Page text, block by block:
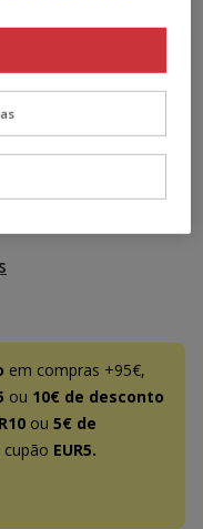
em compras +95€,
ou 10€ de desconto
ou 5€ de
EUR5.